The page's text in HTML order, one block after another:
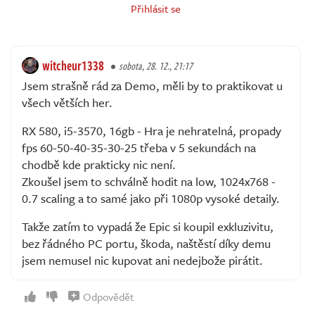
Přihlásit se
witcheur1338 sobota, 28. 12., 21:17
Jsem strašně rád za Demo, měli by to praktikovat u
všech větších her.
RX 580, i5-3570, 16gb - Hra je nehratelná, propady
fps 60-50-40-35-30-25 třeba v 5 sekundách na
chodbě kde prakticky nic není.
Zkoušel jsem to schválně hodit na low, 1024x768 -
0.7 scaling a to samé jako při 1080p vysoké detaily.
Takže zatím to vypadá že Epic si koupil exkluzivitu,
bez řádného PC portu, škoda, naštěstí díky demu
jsem nemusel nic kupovat ani nedejbože pirátit.
Odpovědět